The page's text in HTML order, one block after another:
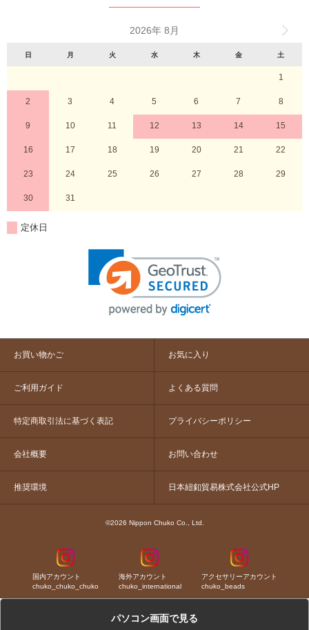
2026年 8月
日 月 火 水 木 金 土
1
2 3 4 5 6 7 8
9 10 11 12 13 14 15
16 17 18 19 20 21 22
23 24 25 26 27 28 29
30 31
定休日
お買い物かご お気に入り
ご利用ガイド よくある質問
特定商取引法に基づく表記 プライバシーポリシー
会社概要 お問い合わせ
推奨環境 日本紐釦貿易株式会社公式HP
©2026 Nippon Chuko Co., Ltd.
国内アカウント
chuko_chuko_chuko
海外アカウント
chuko_international
アクセサリーアカウント
chuko_beads
パソコン画面で見る